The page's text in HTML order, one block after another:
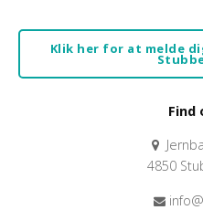
Klik her for at melde
Find
4850